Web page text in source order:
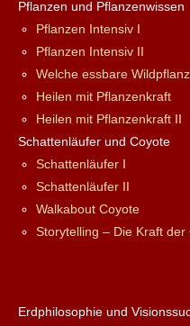
Pflanzen und Pflanzenwissen
Pflanzen Intensiv I
Pflanzen Intensiv II
Welche essbare
Heilen mit Pflanzenkraft
Heilen mit Pflanzenkraft II
Schattenläufer und Coyote
Schattenläufer I
Schattenläufer II
Walkabout Coyote
Storytelling – Die Kraft der
Erdphilosophie und